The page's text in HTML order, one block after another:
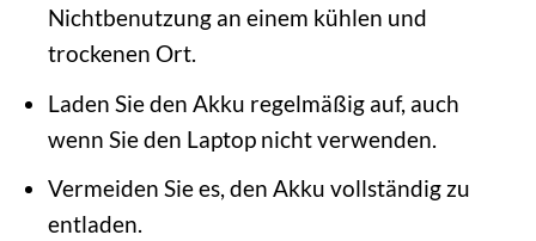
Nichtbenutzung an einem kühlen und
trockenen Ort.
Laden Sie den Akku regelmäßig auf, auch
wenn Sie den Laptop nicht verwenden.
Vermeiden Sie es, den Akku vollständig zu
entladen.